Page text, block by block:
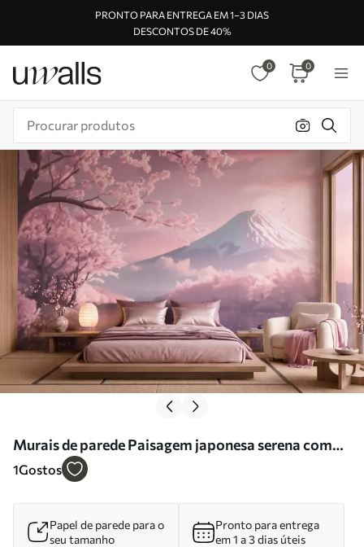
PRONTO PARA ENTREGA EM 1–3 DIAS
DESCONTOS DE 40%
0 0
Murais de parede Paisagem japonesa serena com
flores de cerejeira e um lago de montanha ao nascer
1Gostos
Papel de parede para o
seu tamanho
Pronto para entrega
em 1 a 3 dias úteis